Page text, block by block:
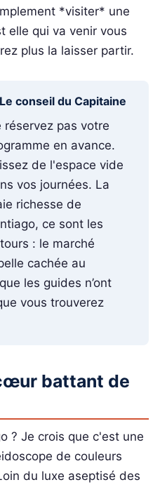
*visiter* une
elle qui va venir vous
plus la laisser partir.
conseil du Capitaine
réservez pas votre
en avance.
de l'espace vide
vos journées. La
richesse de
ce sont les
: le marché
cachée au
les guides n’ont
vous trouverez
battant de
? Je crois que c'est une
de couleurs
du luxe aseptisé des